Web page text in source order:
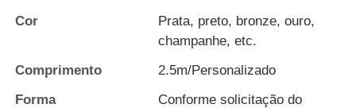
Sobre Nós
Cor
Prata, preto, bronze, ouro,
champanhe, etc.
Comprimento
2.5m/Personalizado
Forma
Conforme solicitação do